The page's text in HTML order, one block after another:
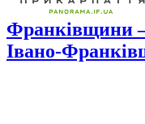
Франківщини
Івано-